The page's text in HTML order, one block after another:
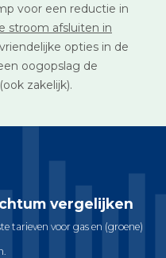
voor een reductie in
stroom afsluiten in
opties in de
oogopslag de
zakelijk).
vergelijken
tarieven voor gas en (groene)